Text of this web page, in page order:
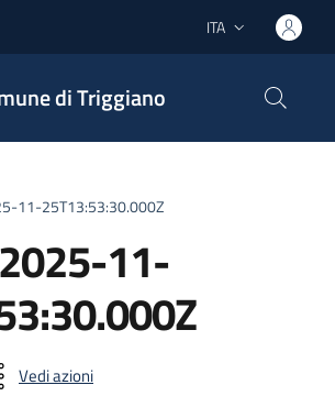
Lingua attiva:
ITA
di Triggiano
11-25T13:53:30.000Z
11-
Vedi azioni